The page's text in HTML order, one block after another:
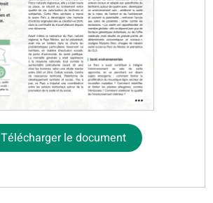
Télécharger le document